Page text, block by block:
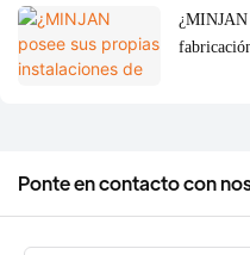
¿MINJAN
Ponte en contacto con